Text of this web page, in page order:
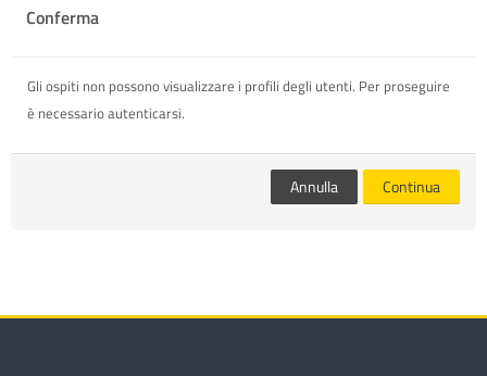
ITALIANO ‎(IT)‎
Cerca
Conferma
Gli ospiti non possono visualizzare i profili degli utenti. Per proseguire
è necessario autenticarsi.
Annulla Continua